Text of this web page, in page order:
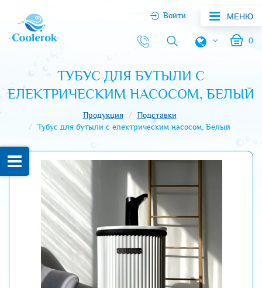
МЕНЮ
0
Войти
ТУБУС ДЛЯ БУТЫЛИ С
ЕЛЕКТРИЧЕСКИМ НАСОСОМ, БЕЛЫЙ
Продукция
Подставки
Тубус для бутыли с електрическим насосом, Белый